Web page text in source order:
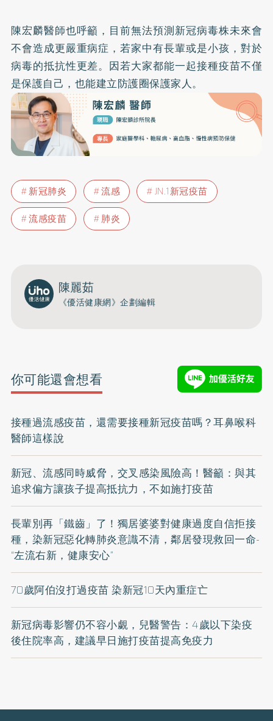
陳宏麟醫師也呼籲，目前無法預測新冠病毒株未來會
不會造成更嚴重病症，若家中有長輩或是小孩，對於
病毒的抵抗性更差。因若大家都能一起接種疫苗不僅
是保護自己，也能建立防護圈保護家人。
新冠肺炎 流感
JN.1新冠疫苗
流感疫苗
肺炎
陳麗茹
《優活健康網》企劃編輯
你可能還會想看
接種過流感疫苗，還需要接種新冠疫苗嗎？耳鼻喉科
醫師這樣說
新冠、流感同時威脅，交叉感染風險高！醫籲：與其
追求偏方讓孩子提高抵抗力，不如施打疫苗
長輩別再「鐵齒」了！獨居婆婆對健康過度自信拒接
種，染新冠惡化轉肺炎意識不清，鄰居發現救回一命-
“左流右新，健康安心”
70歲阿伯沒打過疫苗 染新冠10天內重症亡
新冠病毒影響仍不容小覷，兒醫警告：4歲以下染疫
後住院率高，建議早日施打疫苗提高免疫力